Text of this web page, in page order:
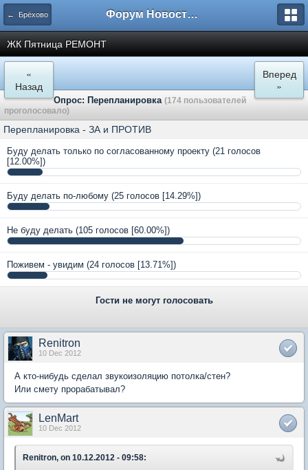
← Брёхово Форум Новостройки
ЖК Пятница РЕМОНТ
«
Назад
Вперед
»
Опрос: Перепланировка (174 пользователей
проголосовало)
Перепланировка - ЗА и ПРОТИВ
Буду делать только по согласованному проекту (21 голосов
[12.00%])
Буду делать по-любому (25 голосов [14.29%])
Не буду делать (105 голосов [60.00%])
Поживем - увидим (24 голосов [13.71%])
Гости не могут голосовать
Renitron
10 Dec 2012
А кто-нибудь сделал звукоизоляцию потолка/стен?
Или смету прорабатывал?
LenMart
10 Dec 2012
Renitron, on 10.12.2012 - 09:58: